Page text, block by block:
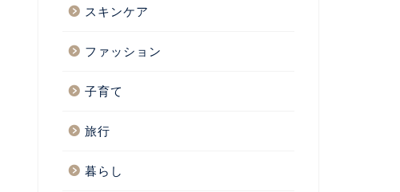
スキンケア
ファッション
子育て
旅行
暮らし